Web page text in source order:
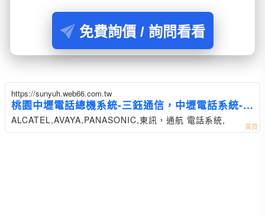
免費詢價 / 詢問看看
https://sunyuh.web66.com.tw
桃園中壢電話總機系統-三鈺通信，中壢電話系統-三
鈺，桃園電話總機-三鈺
ALCATEL,AVAYA,PANASONIC,東訊，通航 電話系統,